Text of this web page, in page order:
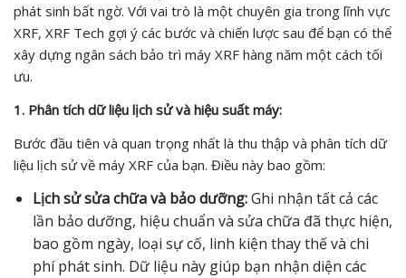
phát sinh bất ngờ. Với vai trò là một chuyên gia trong lĩnh vực
XRF, XRF Tech gợi ý các bước và chiến lược sau để bạn có thể
xây dựng ngân sách bảo trì máy XRF hàng năm một cách tối
ưu.
1. Phân tích dữ liệu lịch sử và hiệu suất máy:
Bước đầu tiên và quan trọng nhất là thu thập và phân tích dữ
liệu lịch sử về máy XRF của bạn. Điều này bao gồm:
Lịch sử sửa chữa và bảo dưỡng:Ghi nhận tất cả các
lần bảo dưỡng, hiệu chuẩn và sửa chữa đã thực hiện,
bao gồm ngày, loại sự cố, linh kiện thay thế và chi
phí phát sinh. Dữ liệu này giúp bạn nhận diện các